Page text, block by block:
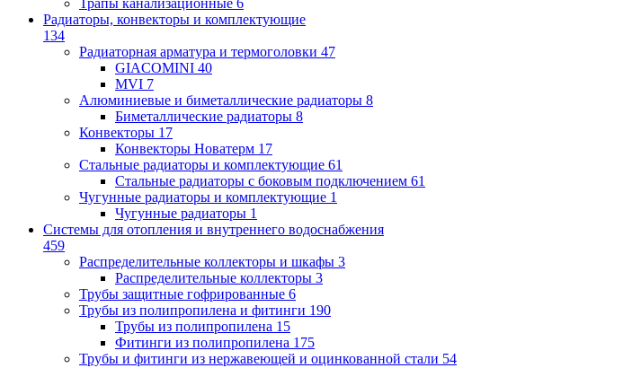
Радиаторы, конвекторы и комплектующие
134
Радиаторная арматура и термоголовки 47
GIACOMINI 40
MVI 7
Алюминиевые и биметаллические радиаторы 8
Биметаллические радиаторы 8
Конвекторы 17
Конвекторы Новатерм 17
Стальные радиаторы и комплектующие 61
Стальные радиаторы с боковым подключением 61
Чугунные радиаторы и комплектующие 1
Чугунные радиаторы 1
Системы для отопления и внутреннего водоснабжения
459
Распределительные коллекторы и шкафы 3
Распределительные коллекторы 3
Трубы защитные гофрированные 6
Трубы из полипропилена и фитинги 190
Трубы из полипропилена 15
Фитинги из полипропилена 175
Трубы и фитинги из нержавеющей и оцинкованной стали 54